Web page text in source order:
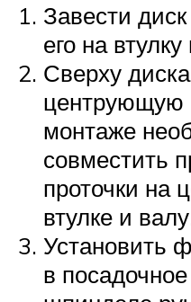
Завести
его на
Сверху
центрующую
монтаже
совместить
проточки на
втулке и
Установить
в